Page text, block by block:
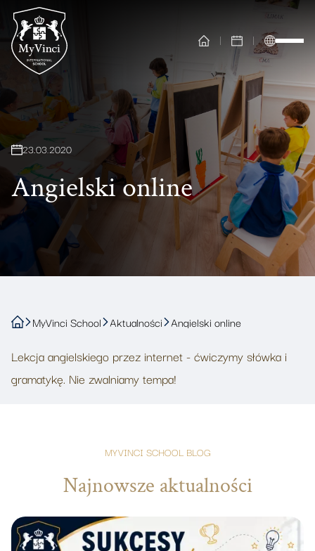
23.03.2020
Angielski online
MyVinci School Aktualności Angielski online
Lekcja angielskiego przez internet - ćwiczymy słówka i
gramatykę. Nie zwalniamy tempa!
MYVINCI SCHOOL BLOG
Najnowsze aktualności